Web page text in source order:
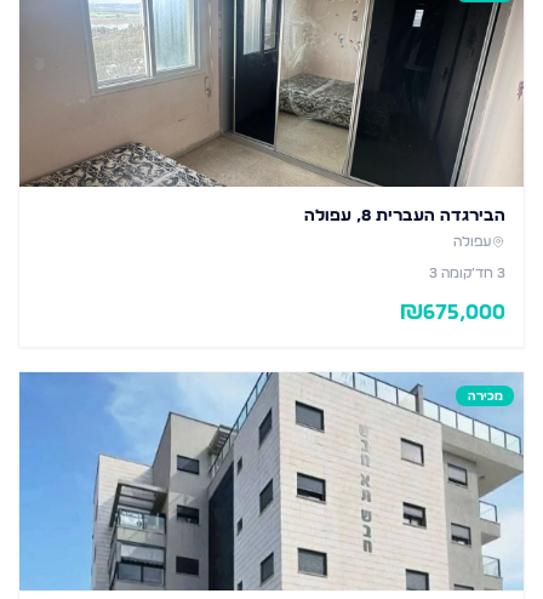
הבירגדה העברית 8, עפולה
עפולה
3 חד׳קומה 3
₪675,000
מכירה